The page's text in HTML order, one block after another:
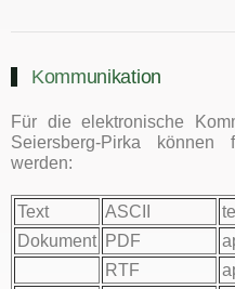
Kommunikation
Für die elektronische
Seiersberg-Pirka können
werden:
Text ASCII
Dokument
PDF
RTF